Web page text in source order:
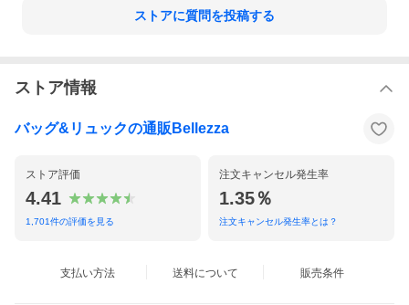
ストアに質問を投稿する
ストア情報
バッグ&リュックの通販Bellezza
ストア評価
4.41
1,701件の評価を見る
注文キャンセル発生率
1.35％
注文キャンセル発生率とは？
支払い方法 送料について 販売条件